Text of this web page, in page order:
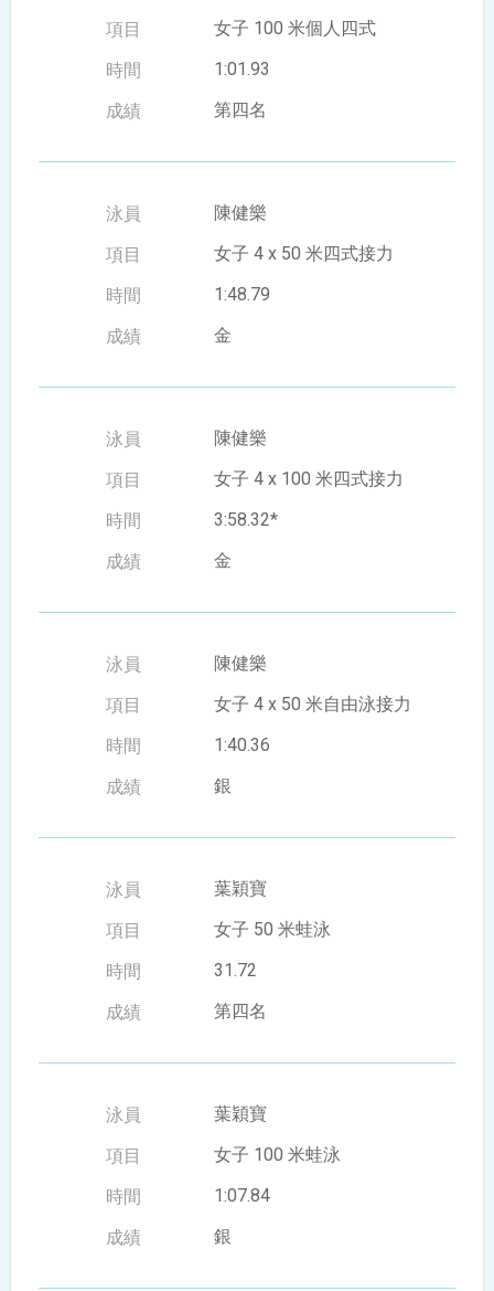
女子 100 米個人四式
1:01.93
第四名
陳健樂
女子 4 x 50 米四式接力
1:48.79
金
陳健樂
女子 4 x 100 米四式接力
3:58.32*
金
陳健樂
女子 4 x 50 米自由泳接力
1:40.36
銀
葉穎寶
女子 50 米蛙泳
31.72
第四名
葉穎寶
女子 100 米蛙泳
1:07.84
銀